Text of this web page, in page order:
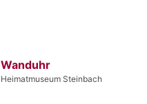
Wanduhr
Heimatmuseum Steinbach